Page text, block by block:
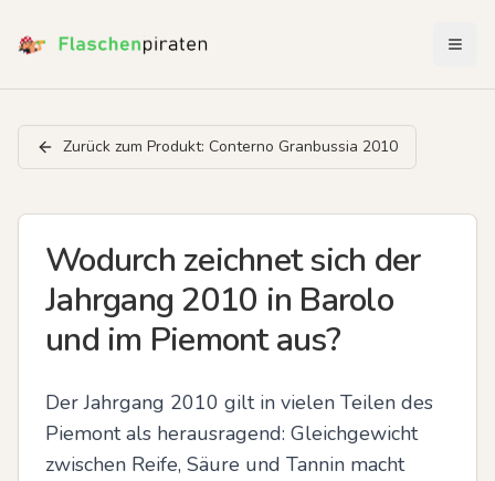
Zurück zum Produkt: Conterno Granbussia 2010
Wodurch zeichnet sich der
Jahrgang 2010 in Barolo
und im Piemont aus?
Der Jahrgang 2010 gilt in vielen Teilen des
Piemont als herausragend: Gleichgewicht
zwischen Reife, Säure und Tannin macht